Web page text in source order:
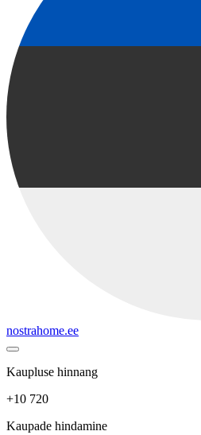
nostrahome.ee
Kaupluse hinnang
+10 720
Kaupade hindamine